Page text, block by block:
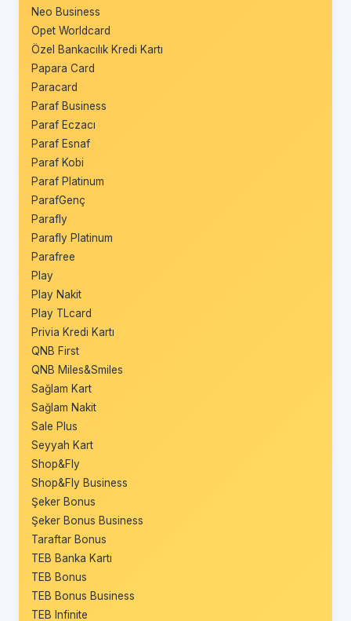
Neo Business
Opet Worldcard
Özel Bankacılık Kredi Kartı
Papara Card
Paracard
Paraf Business
Paraf Eczacı
Paraf Esnaf
Paraf Kobi
Paraf Platinum
ParafGenç
Parafly
Parafly Platinum
Parafree
Play
Play Nakit
Play TLcard
Privia Kredi Kartı
QNB First
QNB Miles&Smiles
Sağlam Kart
Sağlam Nakit
Sale Plus
Seyyah Kart
Shop&Fly
Shop&Fly Business
Şeker Bonus
Şeker Bonus Business
Taraftar Bonus
TEB Banka Kartı
TEB Bonus
TEB Bonus Business
TEB Infinite